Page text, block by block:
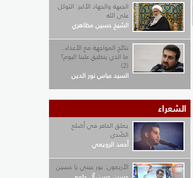
الجبهة والجهاد الأكبر: التوكل
على الله
الشيخ حسين مظاهري
نتائج المواجهة مع الأعداء..
ما الذي ينطبق علينا اليوم؟
(2)
السيد عباس نور الدين
الشعراء
يعلق الحافر في أضلع
الصّدى
أحمد الرويعي
الأربعون: نور عيني يا حسين